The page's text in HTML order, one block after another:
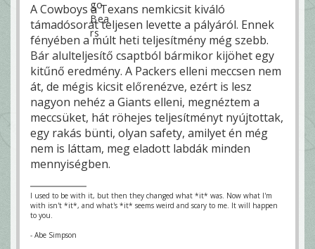
A Cowboys a Texans nemkicsit kiváló
támadósorát teljesen levette a pályáról. Ennek
fényében a múlt heti teljesítmény még szebb.
Bár alulteljesítő csaptból bármikor kijöhet egy
kitűnő eredmény. A Packers elleni meccsen nem
át, de mégis kicsit előrenézve, ezért is lesz
nagyon nehéz a Giants elleni, megnéztem a
meccsüket, hát röhejes teljesítményt nyújtottak,
egy rakás bünti, olyan safety, amilyet én még
nem is láttam, meg eladott labdák minden
mennyiségben.
I used to be with it, but then they changed what *it* was. Now what I'm
with isn't *it*, and what's *it* seems weird and scary to me. It will happen
to you.
- Abe Simpson